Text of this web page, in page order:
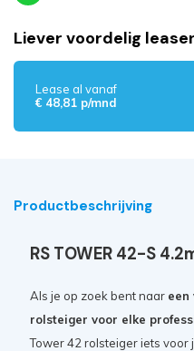
Liever voordelig
Lease al vanaf
€ 48,81 p/mnd
Productbeschrijving
RS TOWER 42-S
Als je op zoek bent naar een
rolsteiger voor elke
Tower 42 rolsteiger iets voor